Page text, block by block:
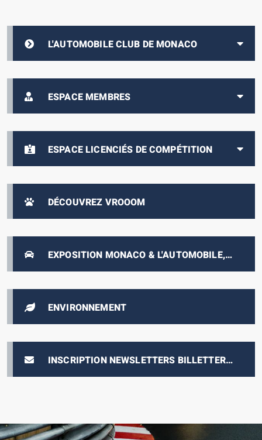
L'AUTOMOBILE CLUB DE MONACO
ESPACE MEMBRES
ESPACE LICENCIÉS DE COMPÉTITION
DÉCOUVREZ VROOOM
EXPOSITION MONACO & L'AUTOMOBILE,
DE 1893 À NOS JOURS
ENVIRONNEMENT
INSCRIPTION NEWSLETTERS BILLETTERIE
E-PRIX